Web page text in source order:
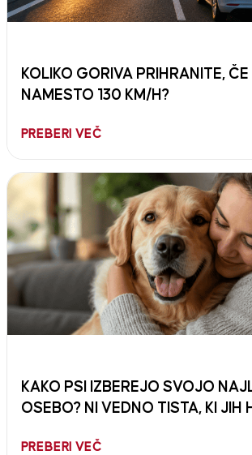
KOLIKO GORIVA PRIHRANITE,
NAMESTO 130 KM/H?
PREBERI VEČ
KAKO PSI IZBEREJO SVOJO
OSEBO? NI VEDNO TISTA, KI JIH
PREBERI VEČ